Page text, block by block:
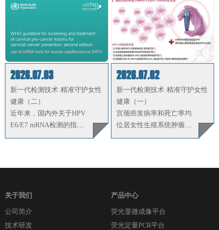
2026.07.03
新一代检测技术·精准守护女性
健康（二）
近年来，国内外关于HPV
E6/E7 mRNA检测的指南
共识或相关蓝皮书陆续发
2026.07.02
新一代检测技术·精准守护女性
健康（一）
宫颈癌发病率和死亡率均
位居女性生殖系统肿瘤第1
位，据2022年统计，全球
关于我们
公司简介
技术研发
产品中心
荧光显微成像平台
荧光定量PCR平台